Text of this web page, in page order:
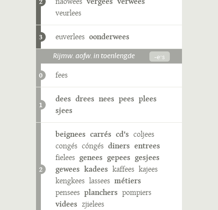
veurlees
3 euverlees oonderwees
Rijmw. aofw. in toenlengde -eˑs
0 fees
1
dees drees nees pees plees
sjees
2
beignees carrés cd's coljees
congés cóngés diners entrees
fielees genees gepees gesjees
gewees kadees kaffees kajees
kengkees lassees métiers
pensees planchers pompiers
videes zjielees